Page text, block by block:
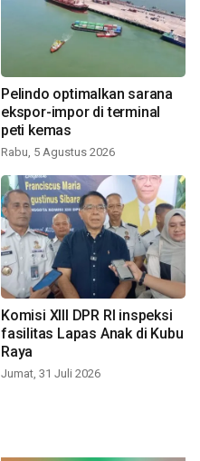
Pelindo optimalkan sarana
ekspor-impor di terminal
peti kemas
Rabu, 5 Agustus 2026
Komisi XIII DPR RI inspeksi
fasilitas Lapas Anak di Kubu
Raya
Jumat, 31 Juli 2026